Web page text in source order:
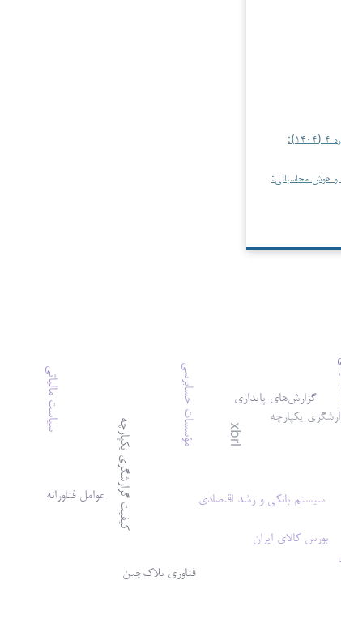
حسابداری، امور مالی و هوش محاسباتی: دوره ۳ شماره ۴ (۱۴۰۴):
و هوش محاسباتی:
سیستم بانکی و رشد اقتصادی
یکپارچه
کیفیت گزارشگری یکپارچه
گزارش‌های پایداری مؤسسات حسابرسی
بورس کالای ایران
عوامل فناورانه
xbrl
فناوری بلاک‌چین
سیاست مالیاتی